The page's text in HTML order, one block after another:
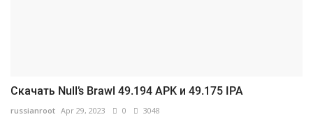
Скачать Null’s Brawl 49.194 APK и 49.175 IPA
russianroot Apr 29, 2023 0 3048